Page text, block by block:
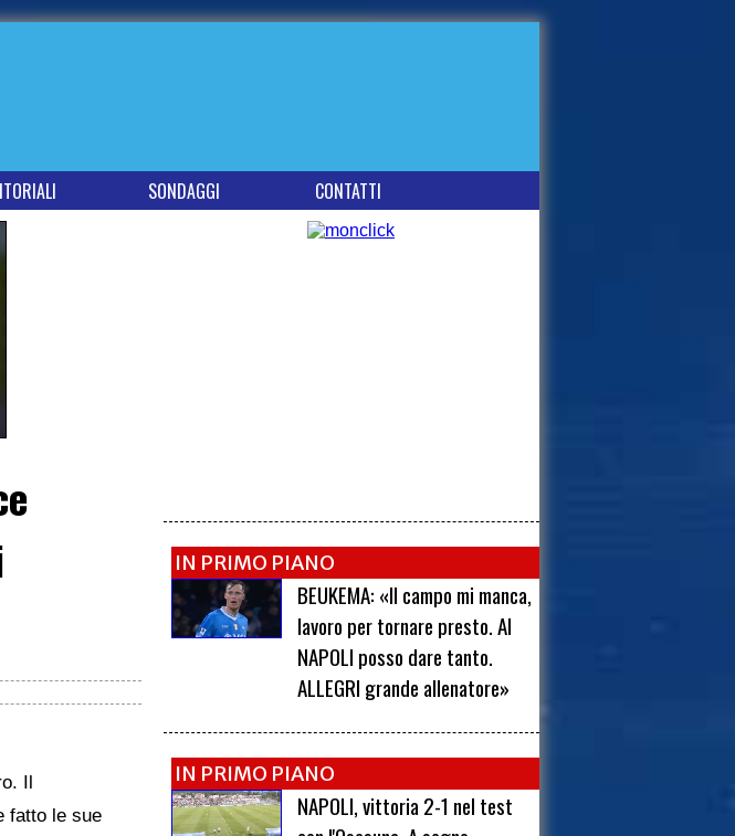
SONDAGGI CONTATTI
Il
fatto le sue
IN PRIMO PIANO
BEUKEMA: «Il campo mi manca,
lavoro per tornare presto. Al
NAPOLI posso dare tanto.
ALLEGRI grande allenatore»
IN PRIMO PIANO
NAPOLI, vittoria 2-1 nel test